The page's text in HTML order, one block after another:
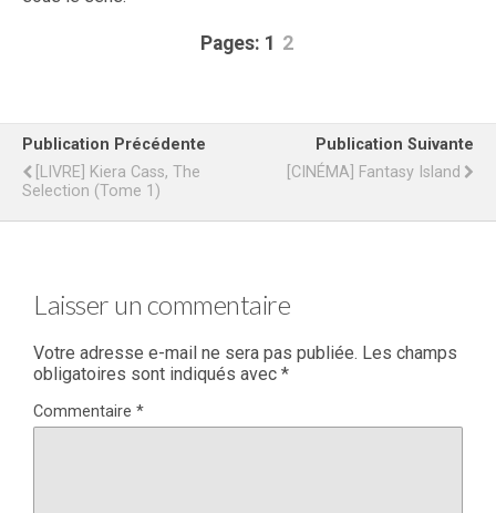
Pages: 1 2
Publication Précédente
[LIVRE] Kiera Cass, The
Selection (Tome 1)
Publication Suivante
[CINÉMA] Fantasy Island
Laisser un commentaire
Votre adresse e-mail ne sera pas publiée. Les champs
obligatoires sont indiqués avec *
Commentaire *